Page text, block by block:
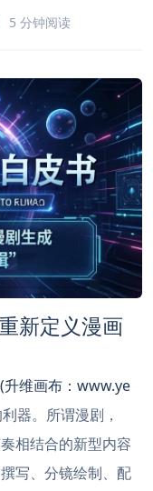
5 分钟阅读
新定义漫画
(升维画布：www.ye
器。所谓漫剧，
相结合的新型内容
写、分镜绘制、配